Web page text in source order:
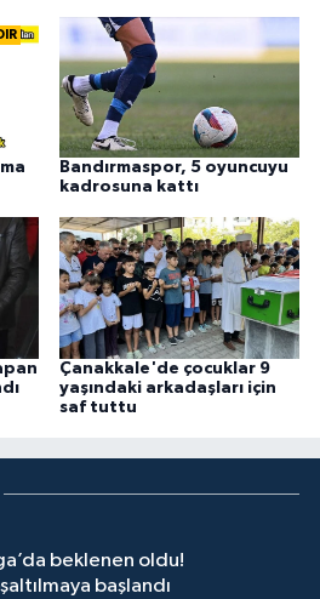
Bandırmaspor, 5 oyuncuyu
kadrosuna kattı
Çanakkale'de çocuklar 9
yaşındaki arkadaşları için
saf tuttu
beklenen oldu!
başlandı